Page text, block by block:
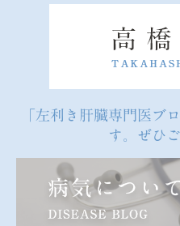
「左利き肝臓専門医ブ
す。ぜひ